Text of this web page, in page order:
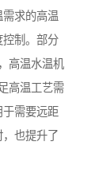
求的高温
控制。部分
高温水温机
高温工艺需
需要远距
也提升了